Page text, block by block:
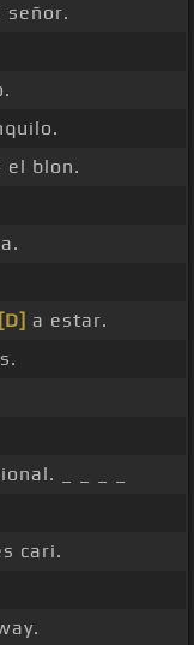
señor.
el blon.
[D] a estar.
_ _ _ _
cari.